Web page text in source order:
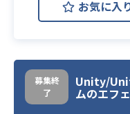
出時
エフ
ます。
お気に入
募集終
了
Unity/
ムのエフ